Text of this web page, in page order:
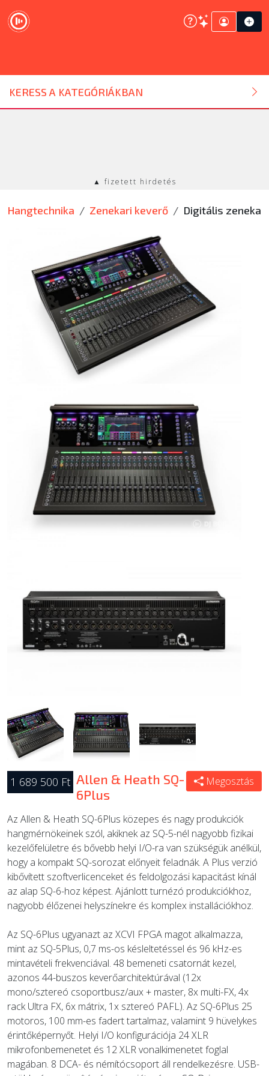
KERESS A KATEGÓRIÁKBAN
DJ ESZKÖZ
HANGTECHNIKA
EGYÉB
SZOLGÁLTATÁSOK
ÚJ TERMÉKEK
▲ fizetett hirdetés
Hangtechnika Zenekari keverő Digitális
1 689 500 Ft Allen & Heath SQ-
6Plus
Megosztás
Az Allen & Heath SQ-6Plus közepes és nagy produkciók
hangmérnökeinek szól, akiknek az SQ-5-nél nagyobb fizikai
kezelőfelületre és bővebb helyi I/O-ra van szükségük anélkül,
hogy a kompakt SQ-sorozat előnyeit feladnák. A Plus verzió
kibővített szoftverlicenceket és feldolgozási kapacitást kínál
az alap SQ-6-hoz képest. Ajánlott turnézó produkciókhoz,
nagyobb élőzenei helyszínekre és komplex installációkhoz.
Az SQ-6Plus ugyanazt az XCVI FPGA magot alkalmazza,
mint az SQ-5Plus, 0,7 ms-os késleltetéssel és 96 kHz-es
mintavételi frekvenciával. 48 bemeneti csatornát kezel,
azonos 44-buszos keverőarchitektúrával (12x
mono/sztereó csoportbusz/aux + master, 8x multi-FX, 4x
rack Ultra FX, 6x mátrix, 1x sztereó PAFL). Az SQ-6Plus 25
motoros, 100 mm-es fadert tartalmaz, valamint 9 hüvelykes
érintőképernyőt. Helyi I/O konfigurációja 24 XLR
mikrofonbemenetet és 12 XLR vonalkimenetet foglal
magában. 8 DCA- és némítócsoport áll rendelkezésre. USB-